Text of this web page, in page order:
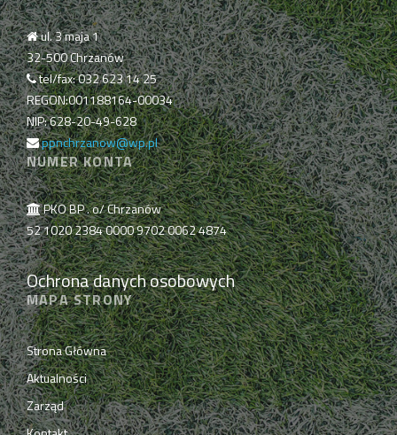
ul. 3 maja 1
32-500 Chrzanów
tel/fax: 032 623 14 25
REGON:001188164-00034
NIP: 628-20-49-628
ppnchrzanow@wp.pl
NUMER KONTA
PKO BP . o/ Chrzanów
52 1020 2384 0000 9702 0062 4874
Ochrona danych osobowych
MAPA STRONY
Strona Główna
Aktualności
Zarząd